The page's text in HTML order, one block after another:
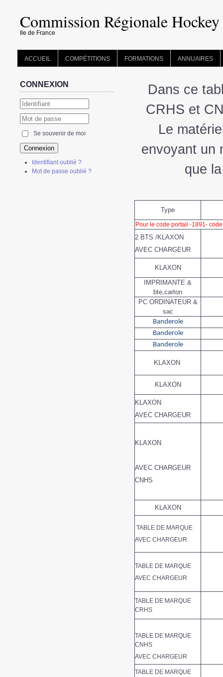
Commission Régionale
Ile de France
ACCUEIL COMPÉTITIONS FORMATIONS ANNUAIRES
CONNEXION
Se souvenir de moi
Connexion
Identifiant oublié ?
Mot de passe oublié ?
Dans ce
CRHS et
Le
envoyant un
que
Type
Pour le code portail -1891-
2 BTS /KLAXON
AVEC CHARGEUR
KLAXON
IMPRIMANTE &
bte,carton
PC ORDINATEUR &
sac
Banderole
Banderole
Banderole
KLAXON
KLAXON
KLAXON
AVEC CHARGEUR
KLAXON
AVEC CHARGEUR
CNHS
KLAXON
TABLE DE MARQUE
AVEC CHARGEUR
TABLE DE MARQUE
AVEC CHARGEUR
TABLE DE MARQUE
CRHS
TABLE DE MARQUE
CNHS
AVEC CHARGEUR
TABLE DE MARQUE